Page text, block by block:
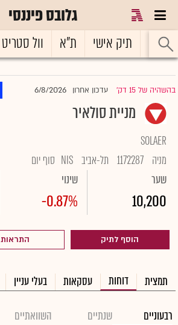
גלובס פיננסי
ראשי תיק אישי ת"א וול סטריט
בהשהיה של 15 דק' |עדכון אחרון 6/8/2026
מניית סולאיר
SOLAER
מניה 1172287 תל-אביב NIS סוף יום
שער
10,200
שינוי
-0.87%
הוסף לתיק התראות
תמצית דוחות עסקאות בעלי עניין
רבעוניים שנתיים השוואתיים